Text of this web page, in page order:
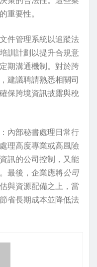
重要性。
件管理系統以追蹤法
訓計劃以提升合規意
期溝通機制。對於跨
建議聘請熟悉相關司
保跨境資訊披露與稅
內部秘書處理日常行
理高度專業或高風險
訊的公司控制，又能
最後，企業應將公司
與資源配備之上，當
省長期成本並降低法